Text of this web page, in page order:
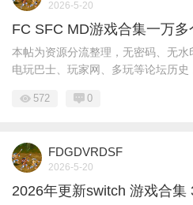
2026-5-20
FC SFC MD游戏合集一万多
本帖为资源分流整理，无密码、无
电玩巴士、玩家网、多玩等论坛历史
572 0
FDGDVRDSF
2026-5-20
2026年更新switch 游戏合集